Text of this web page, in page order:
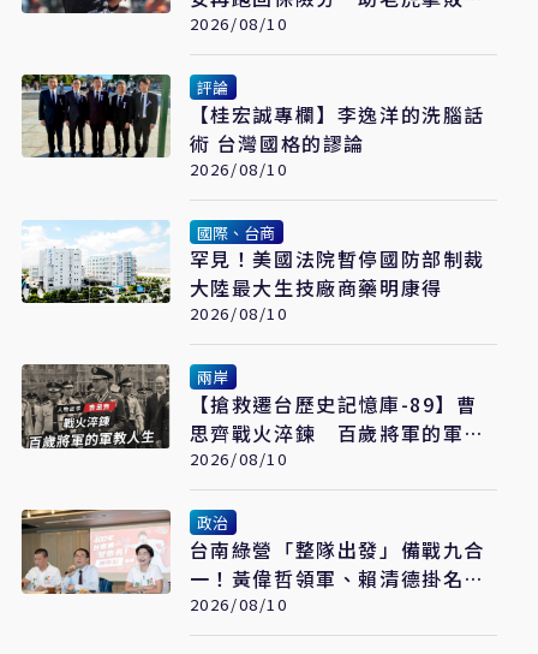
人
2026/08/10
評論
【桂宏誠專欄】李逸洋的洗腦話
術 台灣國格的謬論
2026/08/10
國際、台商
罕見！美國法院暫停國防部制裁
大陸最大生技廠商藥明康得
2026/08/10
兩岸
【搶救遷台歷史記憶庫-89】曹
思齊戰火淬鍊 百歲將軍的軍教
人生
2026/08/10
政治
台南綠營「整隊出發」備戰九合
一！黃偉哲領軍、賴清德掛名譽
主委 謝龍介仍單兵作戰
2026/08/10